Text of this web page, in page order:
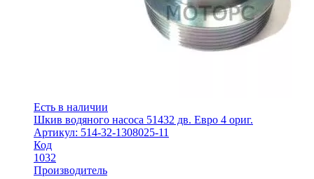
Есть в наличии
Шкив водяного насоса 51432 дв. Евро 4 ориг.
Артикул: 514-32-1308025-11
Код
1032
Производитель